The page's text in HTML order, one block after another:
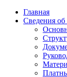
Главная
Сведения об